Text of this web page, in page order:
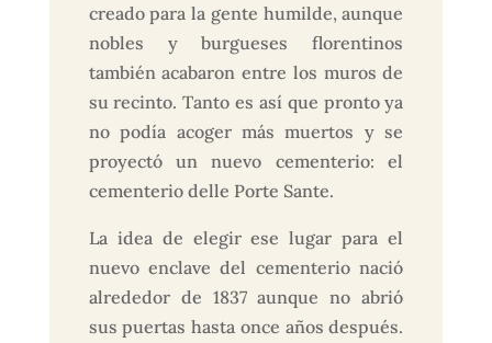
creado para la gente humilde, aunque
nobles y burgueses florentinos
también acabaron entre los muros de
su recinto. Tanto es así que pronto ya
no podía acoger más muertos y se
proyectó un nuevo cementerio: el
cementerio delle Porte Sante.
La idea de elegir ese lugar para el
nuevo enclave del cementerio nació
alrededor de 1837 aunque no abrió
sus puertas hasta once años después.